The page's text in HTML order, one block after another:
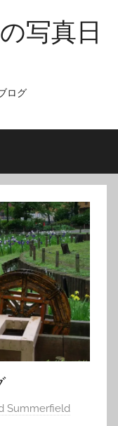
写真日
ログ
Summerfield